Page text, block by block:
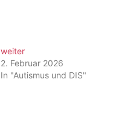
weiter
2. Februar 2026
In "Autismus und DIS"